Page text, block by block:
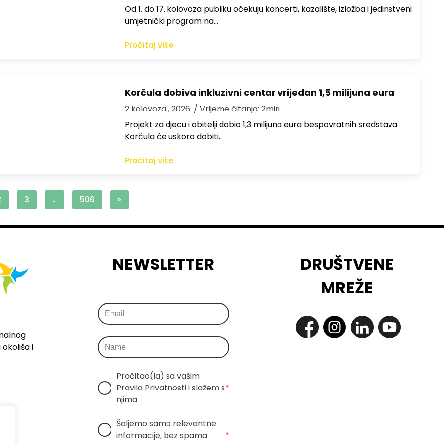
Od 1. do 17. kolovoza publiku očekuju koncerti, kazalište, izložba i jedinstveni
umjetnički program na…
Pročitaj više
Korčula dobiva inkluzivni centar vrijedan 1,5 milijuna eura
2 kolovoza , 2026. / Vrijeme čitanja: 2min
Projekt za djecu i obitelji dobio 1,3 milijuna eura bespovratnih sredstava
Korčula će uskoro dobiti…
Pročitaj više
3 … 506 »
i
NEWSLETTER
Pročitao(la) sa vašim
Pravila Privatnosti i slažem s
njima
*
Šaljemo samo relevantne
informacije, bez spama
*
DRUŠTVENE
MREŽE